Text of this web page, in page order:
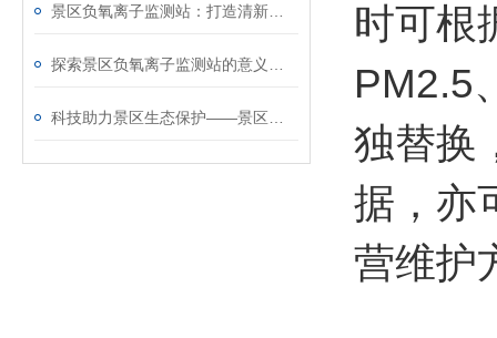
时可根
PM2.5
独替换
据，亦
营维护